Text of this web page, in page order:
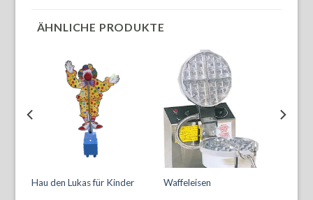
ÄHNLICHE PRODUKTE
Hau den Lukas für Kinder Waffeleisen